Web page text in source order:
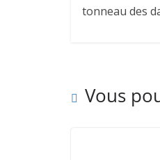
tonneau des
Vous